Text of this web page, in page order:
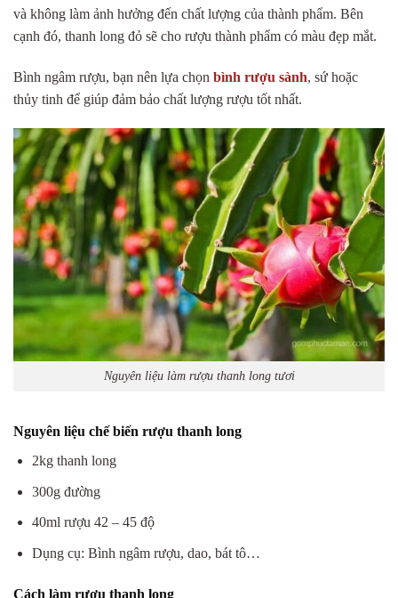
và không làm ảnh hưởng đến chất lượng của thành phẩm. Bên
cạnh đó, thanh long đỏ sẽ cho rượu thành phẩm có màu đẹp mắt.
Bình ngâm rượu, bạn nên lựa chọn bình rượu sành, sứ hoặc
thủy tinh để giúp đảm bảo chất lượng rượu tốt nhất.
Nguyên liệu làm rượu thanh long tươi
Nguyên liệu chế biến rượu thanh long
2kg thanh long
300g đường
40ml rượu 42 – 45 độ
Dụng cụ: Bình ngâm rượu, dao, bát tô…
Cách làm rượu thanh long